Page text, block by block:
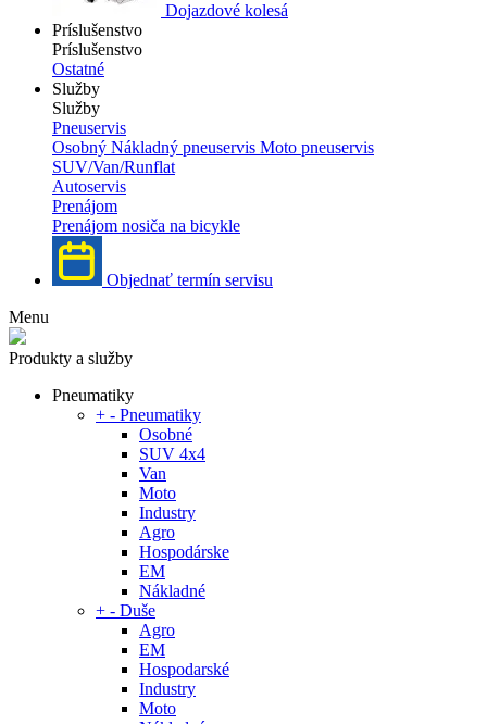
Dojazdové kolesá
Príslušenstvo
Príslušenstvo
Ostatné
Služby
Služby
Pneuservis
Osobný Nákladný pneuservis Moto pneuservis
SUV/Van/Runflat
Autoservis
Prenájom
Prenájom nosiča na bicykle
Objednať termín servisu
Menu
Produkty a služby
Pneumatiky
+ - Pneumatiky
Osobné
SUV 4x4
Van
Moto
Industry
Agro
Hospodárske
EM
Nákladné
+ - Duše
Agro
EM
Hospodarské
Industry
Moto